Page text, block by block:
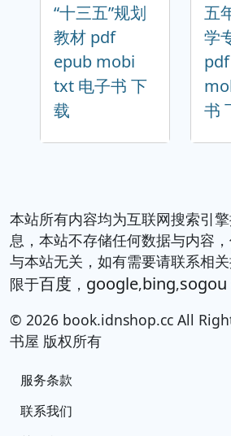
“十三五”规划
教材 pdf
epub mobi
txt 电子书 下
载
五
学
书
本站所有内容均为互联网搜索引
息，本站不存储任何数据与内容
与本站无关，如有需要请联系相
限于百度 ， google,bing,sogou
© 2026 book.idnshop.cc All
书屋 版权所有
服务条款
联系我们